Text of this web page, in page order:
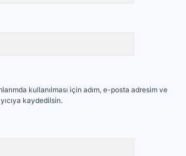
kullanılması için adım, e-posta adresim ve
kaydedilsin.